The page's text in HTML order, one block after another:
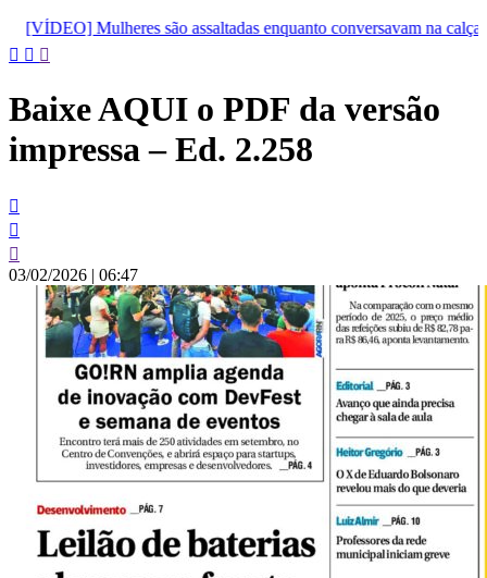
são assaltadas enquanto conversavam na calçada em São
Pular
conteúdo
Baixe AQUI o PDF da versão
impressa – Ed. 2.258
03/02/2026 | 06:47